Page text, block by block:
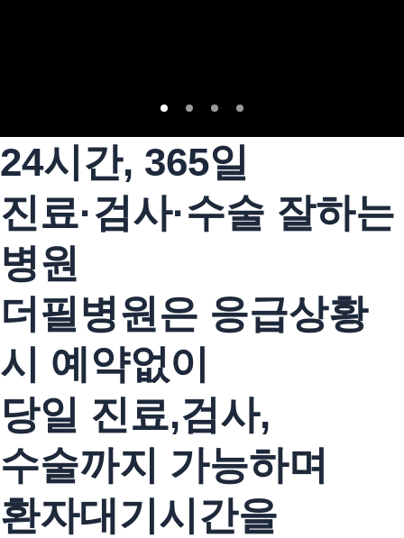
24시간, 365일
진료·검사·수술 잘하는
병원
더필병원은 응급상황
시 예약없이
당일 진료,검사,
수술까지 가능하며
환자대기시간을